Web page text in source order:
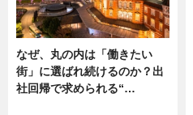
なぜ、丸の内は「働きたい
街」に選ばれ続けるのか？出
社回帰で求められる“…